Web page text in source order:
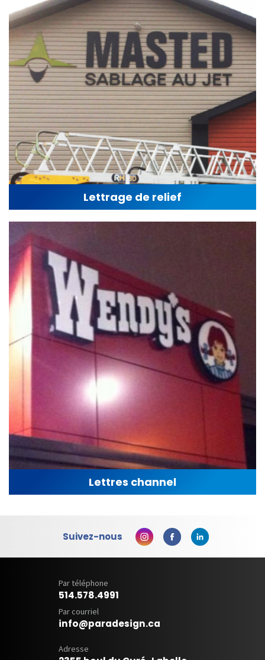
Lettrage de relief
Lettres channel
Suivez-nous
Par téléphone
514.578.4991
Par courriel
info@paradesign.ca
Adresse